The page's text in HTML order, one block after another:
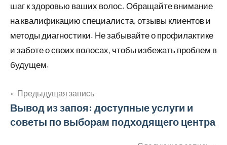
шаг к здоровью ваших волос. Обращайте внимание
на квалификацию специалиста, отзывы клиентов и
методы диагностики. Не забывайте о профилактике
и заботе о своих волосах, чтобы избежать проблем в
будущем.
Навигация
по
Предыдущая запись
Вывод из запоя: доступные услуги и
советы по выборам подходящего центра